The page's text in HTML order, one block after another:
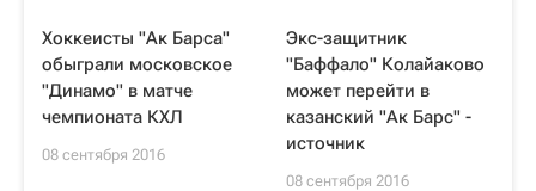
Хоккеисты "Ак Барса"
обыграли московское
"Динамо" в матче
чемпионата КХЛ
08 сентября 2016
Экс-защитник
"Баффало" Колайаково
может перейти в
казанский "Ак Барс" -
источник
08 сентября 2016